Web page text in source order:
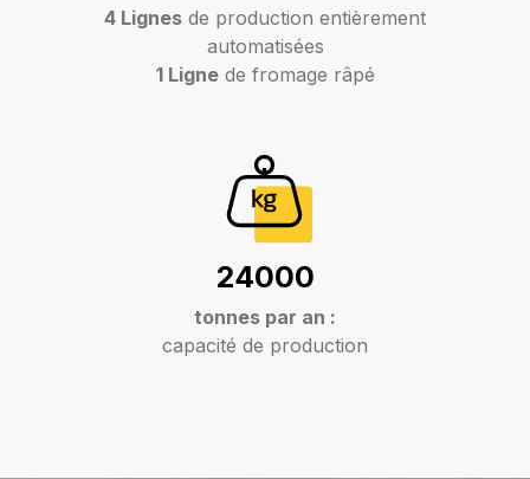
4 Lignes de production entièrement
automatisées
1 Lignede fromage râpé
24000
tonnes par an :
capacité de production